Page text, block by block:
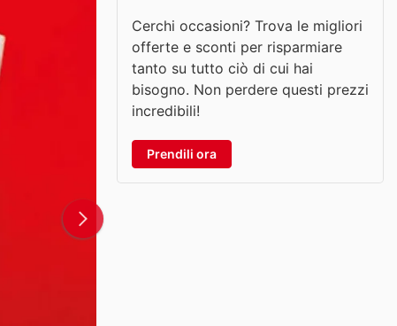
Cerchi occasioni? Trova le migliori
offerte e sconti per risparmiare
tanto su tutto ciò di cui hai
bisogno. Non perdere questi prezzi
incredibili!
Prendili ora